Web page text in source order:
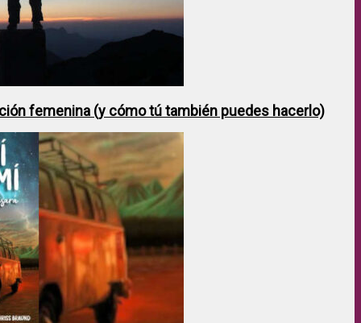
femenina (y cómo tú también puedes hacerlo)